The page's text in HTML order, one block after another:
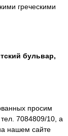
греческими
бульвар,
просим
7084809/10, а
нашем сайте